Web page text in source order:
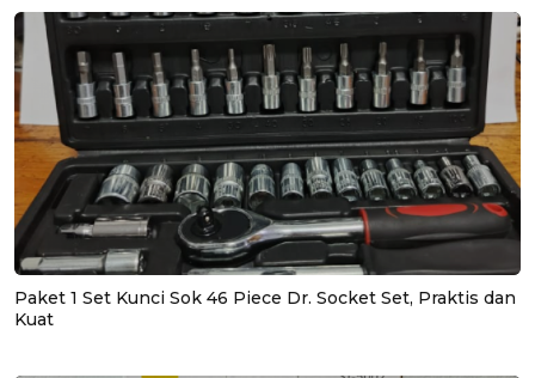
Paket 1 Set Kunci Sok 46 Piece Dr. Socket Set, Praktis dan
Kuat